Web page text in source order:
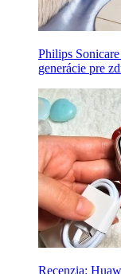
Philips
generácie pre
Recenzia: